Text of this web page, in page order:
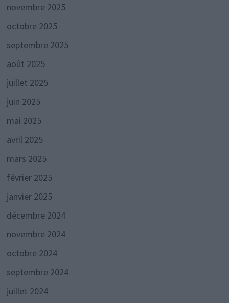
novembre 2025
octobre 2025
septembre 2025
août 2025
juillet 2025
juin 2025
mai 2025
avril 2025
mars 2025
février 2025
janvier 2025
décembre 2024
novembre 2024
octobre 2024
septembre 2024
juillet 2024